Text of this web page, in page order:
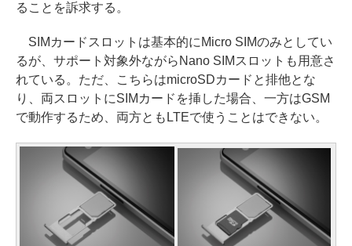
ることを訴求する。
SIMカードスロットは基本的にMicro SIMのみとしてい
るが、サポート対象外ながらNano SIMスロットも用意さ
れている。ただ、こちらはmicroSDカードと排他とな
り、両スロットにSIMカードを挿した場合、一方はGSM
で動作するため、両方ともLTEで使うことはできない。